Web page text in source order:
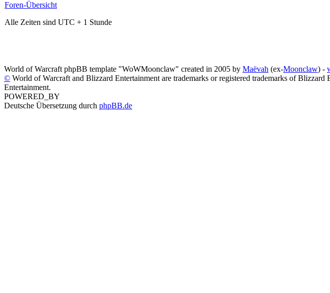
Foren-Übersicht
Alle Zeiten sind UTC + 1 Stunde
World of Warcraft phpBB template "WoWMoonclaw" created in 2005 by Maëvah (ex-Moonclaw) -
© World of Warcraft and Blizzard Entertainment are trademarks or registered trademarks of
Entertainment.
POWERED_BY
Deutsche Übersetzung durch phpBB.de